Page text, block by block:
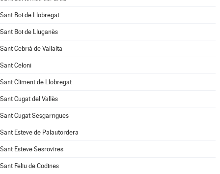
Sant Boi de Llobregat
Sant Boi de Lluçanès
Sant Cebrià de Vallalta
Sant Celoni
Sant Climent de Llobregat
Sant Cugat del Vallès
Sant Cugat Sesgarrigues
Sant Esteve de Palautordera
Sant Esteve Sesrovires
Sant Feliu de Codines